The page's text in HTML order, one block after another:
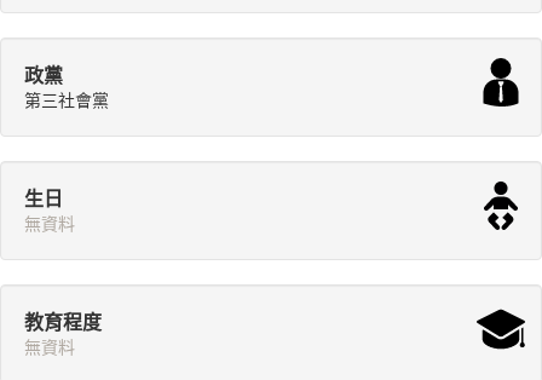
政黨
第三社會黨
生日
無資料
教育程度
無資料